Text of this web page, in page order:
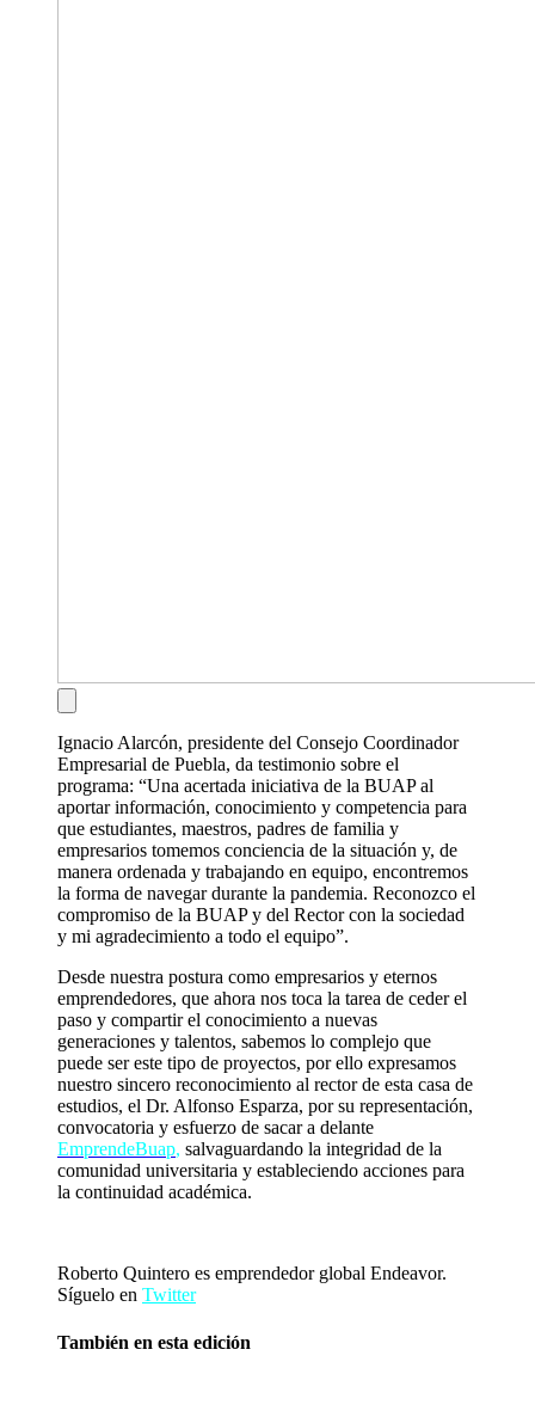
Ignacio Alarcón, presidente del Consejo Coordinador
Empresarial de Puebla, da testimonio sobre el
programa: “Una acertada iniciativa de la BUAP al
aportar información, conocimiento y competencia para
que estudiantes, maestros, padres de familia y
empresarios tomemos conciencia de la situación y, de
manera ordenada y trabajando en equipo, encontremos
la forma de navegar durante la pandemia. Reconozco el
compromiso de la BUAP y del Rector con la sociedad
y mi agradecimiento a todo el equipo”.
Desde nuestra postura como empresarios y eternos
emprendedores, que ahora nos toca la tarea de ceder el
paso y compartir el conocimiento a nuevas
generaciones y talentos, sabemos lo complejo que
puede ser este tipo de proyectos, por ello expresamos
nuestro sincero reconocimiento al rector de esta casa de
estudios, el Dr. Alfonso Esparza, por su representación,
convocatoria y esfuerzo de sacar a delante
EmprendeBuap, salvaguardando la integridad de la
comunidad universitaria y estableciendo acciones para
la continuidad académica.
Roberto Quintero es emprendedor global Endeavor.
Síguelo en Twitter
También en esta edición